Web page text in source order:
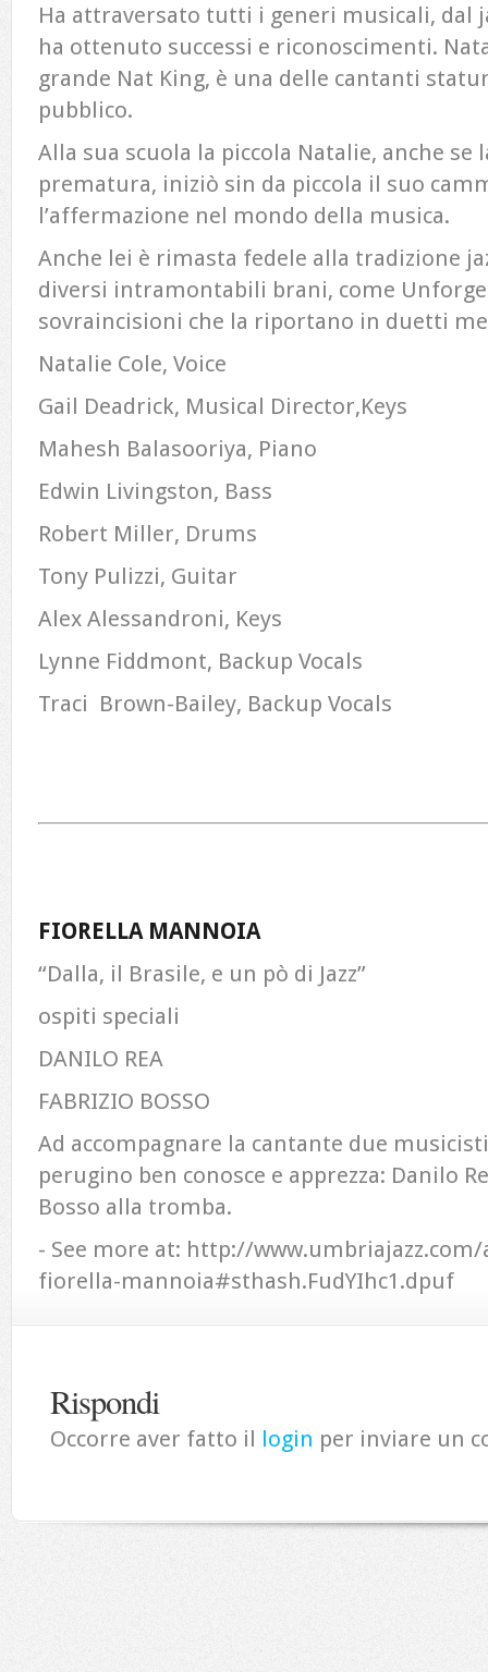
Ha attraversato tutti i generi musicali, dal
ha ottenuto successi e riconoscimenti.
grande Nat King, è una delle cantanti
pubblico.
Alla sua scuola la piccola Natalie, anche
prematura, iniziò sin da piccola il suo
l’affermazione nel mondo della musica.
Anche lei è rimasta fedele alla tradizione
diversi intramontabili brani, come
sovraincisioni che la riportano in duetti
Natalie Cole, Voice
Gail Deadrick, Musical Director,Keys
Mahesh Balasooriya, Piano
Edwin Livingston, Bass
Robert Miller, Drums
Tony Pulizzi, Guitar
Alex Alessandroni, Keys
Lynne Fiddmont, Backup Vocals
Traci Brown-Bailey, Backup Vocals
FIORELLA MANNOIA
“Dalla, il Brasile, e un pò di Jazz”
ospiti speciali
DANILO REA
FABRIZIO BOSSO
Ad accompagnare la cantante due
perugino ben conosce e apprezza: Danilo
Bosso alla tromba.
- See more at: http://
fiorella-mannoia#sthash.FudYIhc1.dpuf
Rispondi
Occorre aver fatto il login per inviare un